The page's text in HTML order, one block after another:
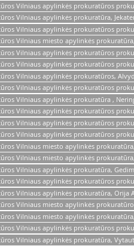
Vilniaus apylinkės prokuratūros
Vilniaus apylinkės prokuratūra,
Vilniaus apylinkės prokuratūros
Vilniaus miesto apylinkės
Vilniaus apylinkės prokuratūros
Vilniaus apylinkės prokuratūros
Vilniaus apylinkės prokuratūros,
Vilniaus apylinkės prokuratūros
Vilniaus apylinkės prokuratūra ,
Vilniaus apylinkės prokuratūros
Vilniaus apylinkės prokuratūros
Vilniaus apylinkės prokuratūros
Vilniaus miesto apylinkės
Vilniaus miesto apylinkės
Vilniaus apylinkės prokuratūra,
Vilniaus apylinkės prokuratūros
Vilniaus apylinkės prokuratūra, Orija
Vilniaus miesto apylinkės
Vilniaus miesto apylinkės
Vilniaus apylinkės prokuratūros
Vilniaus apylinkės prokuratūra,